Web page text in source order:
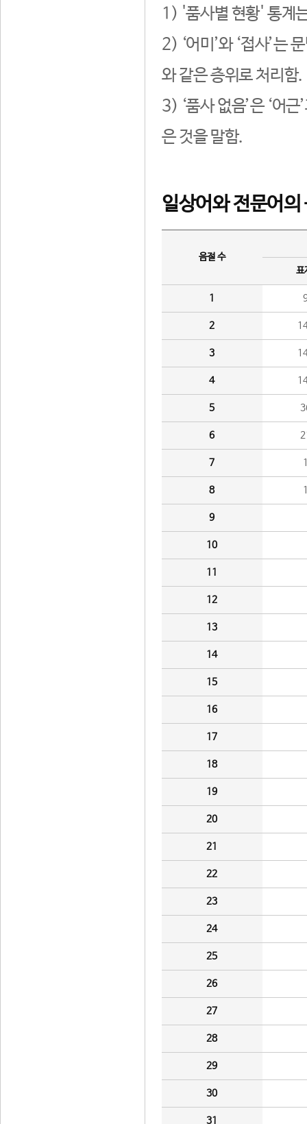
1) '품사별 현황' 통계
2) ‘어미’와 ‘접사’는
와 같은 층위로 처리함.
3) ‘품사 없음’은 ‘어
은 것을 말함.
일상어와 전문어의
음절 수
표
1
2
3
4
5
6
7
8
9
10
11
12
13
14
15
16
17
18
19
20
21
22
23
24
25
26
27
28
29
30
31